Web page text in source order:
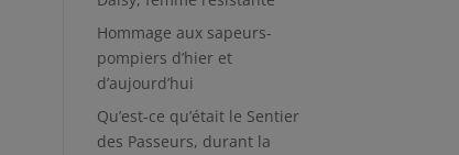
Hommage aux sapeurs-
pompiers d’hier et
d’aujourd’hui
Qu’est-ce qu’était le Sentier
des Passeurs, durant la